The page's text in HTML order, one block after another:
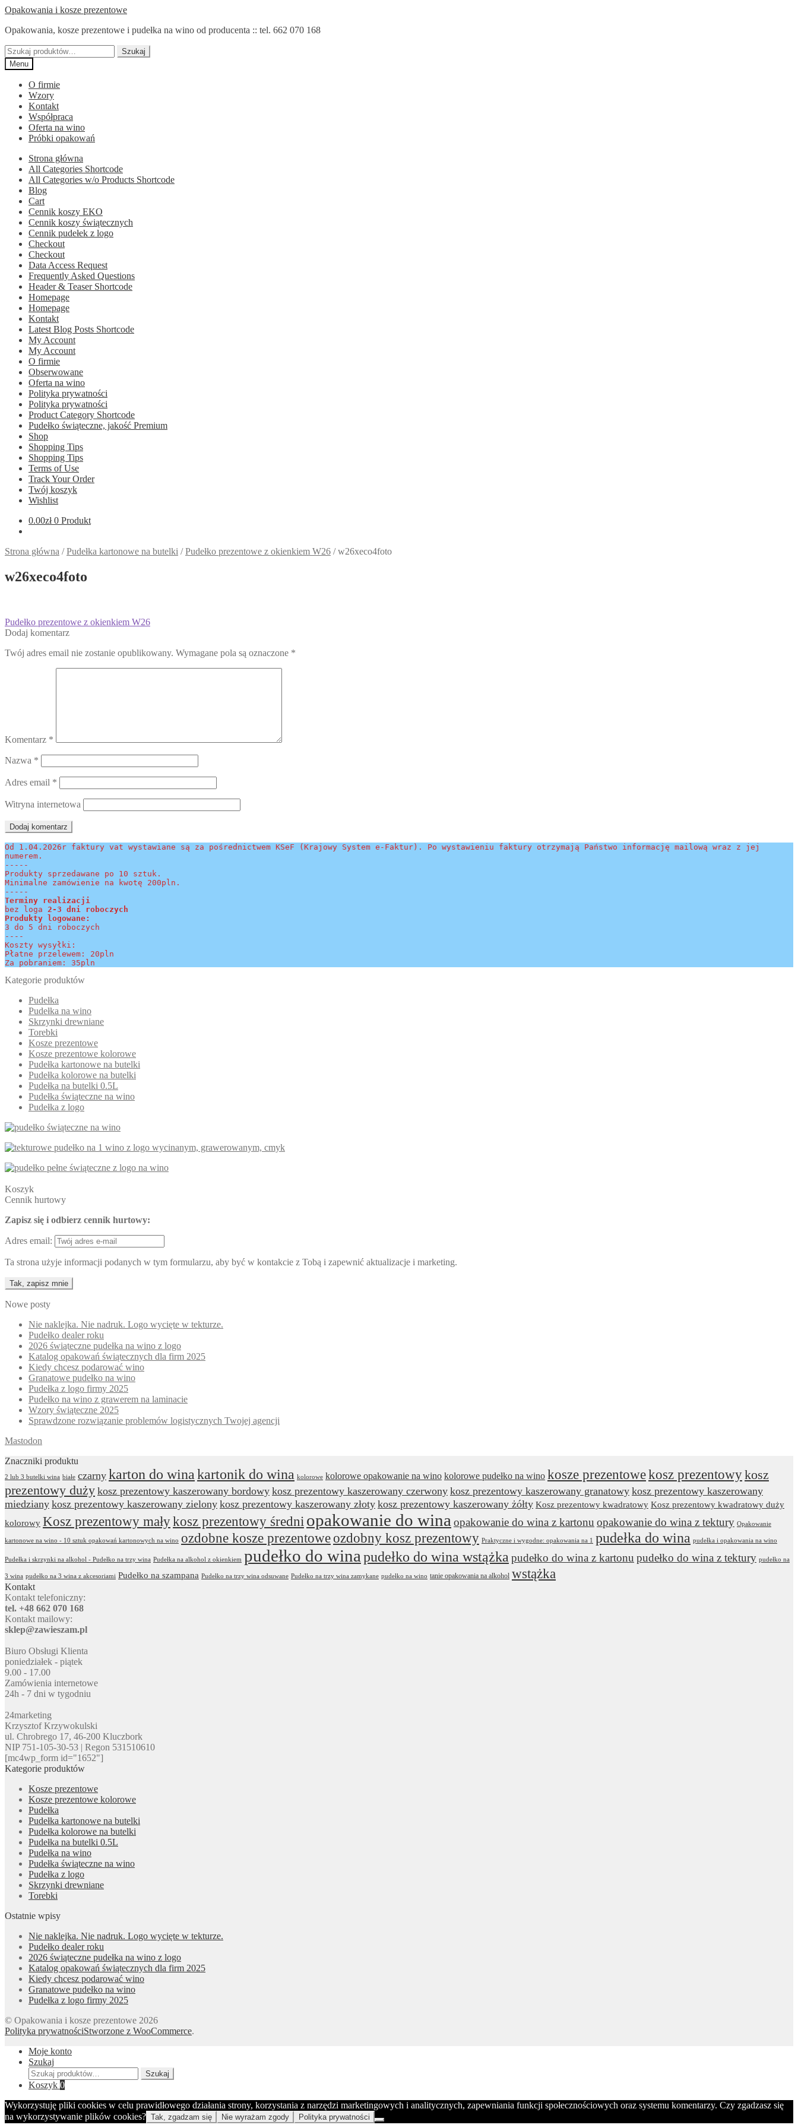
Przejdź
nawigacji
Przejdź
treści
Opakowania i kosze prezentowe
Opakowania, kosze prezentowe i pudełka na wino od producenta :: tel. 662 070 168
Szukaj:
Szukaj
Menu
O firmie
Wzory
Kontakt
Współpraca
Oferta na wino
Próbki opakowań
Strona główna
All Categories Shortcode
All Categories w/o Products Shortcode
Blog
Cart
Cennik koszy EKO
Cennik koszy świątecznych
Cennik pudełek z logo
Checkout
Checkout
Data Access Request
Frequently Asked Questions
Header & Teaser Shortcode
Homepage
Homepage
Kontakt
Latest Blog Posts Shortcode
My Account
My Account
O firmie
Obserwowane
Oferta na wino
Polityka prywatności
Polityka prywatności
Product Category Shortcode
Pudełko świąteczne, jakość Premium
Shop
Shopping Tips
Shopping Tips
Terms of Use
Track Your Order
Twój koszyk
Wishlist
0.00zł 0 Produkt
Strona główna /Pudełka kartonowe na butelki /Pudełko prezentowe z okienkiem W26 /w26xeco4foto
w26xeco4foto
Nawigacja
wpisu
Poprzedni
wpis:
Pudełko prezentowe z okienkiem W26
Dodaj komentarz
Twój adres email nie zostanie opublikowany. Wymagane pola są oznaczone *
Komentarz *
Nazwa *
Adres email *
Witryna internetowa
Od 1.04.2026r faktury vat wystawiane są za pośrednictwem KSeF (Krajowy System e-Faktur). Po wystawieniu faktury otrzymają Państwo informację mailową wraz z jej
numerem.
-----
Produkty sprzedawane po 10 sztuk.
Minimalne zamówienie na kwotę 200pln.
-----
Terminy realizacji
bez loga 2-3 dni roboczych
Produkty logowane:
3 do 5 dni roboczych
----
Koszty wysyłki:
Płatne przelewem: 20pln
Za pobraniem: 35pln
Kategorie produktów
Pudełka
Pudełka na wino
Skrzynki drewniane
Torebki
Kosze prezentowe
Kosze prezentowe kolorowe
Pudełka kartonowe na butelki
Pudełka kolorowe na butelki
Pudełka na butelki 0.5L
Pudełka świąteczne na wino
Pudełka z logo
Koszyk
Cennik hurtowy
Zapisz się i odbierz cennik hurtowy:
Adres email:
Ta strona użyje informacji podanych w tym formularzu, aby być w kontakcie z Tobą i zapewnić aktualizacje i marketing.
Nowe posty
Nie naklejka. Nie nadruk. Logo wycięte w tekturze.
Pudełko dealer roku
2026 świąteczne pudełka na wino z logo
Katalog opakowań świątecznych dla firm 2025
Kiedy chcesz podarować wino
Granatowe pudełko na wino
Pudełka z logo firmy 2025
Pudełko na wino z grawerem na laminacie
Wzory świąteczne 2025
Sprawdzone rozwiązanie problemów logistycznych Twojej agencji
Mastodon
Znaczniki produktu
2 lub 3 butelki wina białe czarny karton do wina kartonik do wina kolorowe kolorowe opakowanie na wino kolorowe pudełko na wino kosze prezentowekosz prezentowykosz
prezentowy duży kosz prezentowy kaszerowany bordowy kosz prezentowy kaszerowany czerwony kosz prezentowy kaszerowany granatowy kosz prezentowy kaszerowany
miedziany kosz prezentowy kaszerowany zielony kosz prezentowy kaszerowany złoty kosz prezentowy kaszerowany żółty Kosz prezentowy kwadratowy Kosz prezentowy kwadratowy duży
kolorowy Kosz prezentowy małykosz prezentowy średni opakowanie do wina opakowanie do wina z kartonu opakowanie do wina z tektury Opakowanie
kartonowe na wino - 10 sztuk opakowań kartonowych na wino ozdobne kosze prezentoweozdobny kosz prezentowy Praktyczne i wygodne: opakowania na 1 pudełka do wina pudełka i opakowania na wino
Pudełka i skrzynki na alkohol - Pudełko na trzy wina Pudełka na alkohol z okienkiem pudełko do wina pudełko do wina wstążka pudełko do wina z kartonu pudełko do wina z tektury pudełko na
3 wina pudełko na 3 wina z akcesoriami Pudełko na szampana Pudełko na trzy wina odsuwane Pudełko na trzy wina zamykane pudełko na wino tanie opakowania na alkohol wstążka
Kontakt
Kontakt telefoniczny:
tel. +48 662 070 168
Kontakt mailowy:
sklep@zawieszam.pl
Biuro Obsługi Klienta
poniedziałek - piątek
9.00 - 17.00
Zamówienia internetowe
24h - 7 dni w tygodniu
24marketing
Krzysztof Krzywokulski
ul. Chrobrego 17, 46-200 Kluczbork
NIP 751-105-30-53 | Regon 531510610
[mc4wp_form id="1652"]
Kategorie produktów
Kosze prezentowe
Kosze prezentowe kolorowe
Pudełka
Pudełka kartonowe na butelki
Pudełka kolorowe na butelki
Pudełka na butelki 0.5L
Pudełka na wino
Pudełka świąteczne na wino
Pudełka z logo
Skrzynki drewniane
Torebki
Ostatnie wpisy
Nie naklejka. Nie nadruk. Logo wycięte w tekturze.
Pudełko dealer roku
2026 świąteczne pudełka na wino z logo
Katalog opakowań świątecznych dla firm 2025
Kiedy chcesz podarować wino
Granatowe pudełko na wino
Pudełka z logo firmy 2025
© Opakowania i kosze prezentowe 2026
Polityka prywatnościStworzone z WooCommerce.
Moje konto
Szukaj
Szukaj:
Szukaj
Koszyk 0
Wykorzystuję pliki cookies w celu prawidłowego działania strony, korzystania z narzędzi marketingowych i analitycznych, zapewniania funkcji społecznościowych oraz systemu komentarzy. Czy zgadzasz się
na wykorzystywanie plików cookies? Tak, zgadzam się Nie wyrażam zgody Polityka prywatności